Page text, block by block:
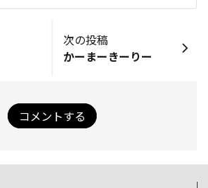
次の投稿
かーまーきーりー
コメントする